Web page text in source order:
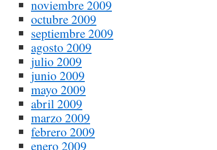
noviembre 2009
octubre 2009
septiembre 2009
agosto 2009
julio 2009
junio 2009
mayo 2009
abril 2009
marzo 2009
febrero 2009
enero 2009